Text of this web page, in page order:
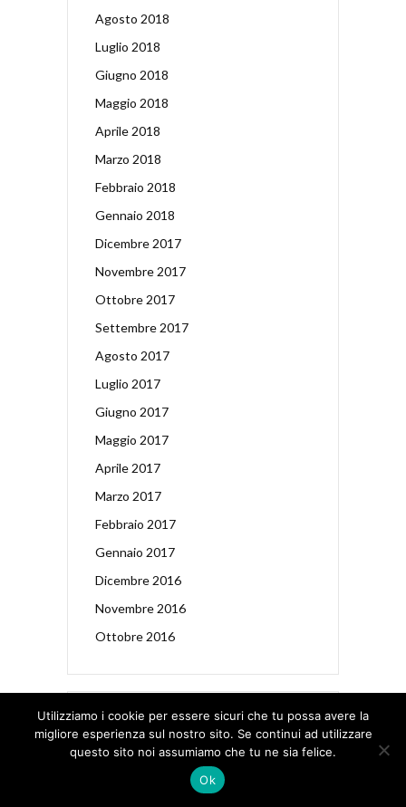
Agosto 2018
Luglio 2018
Giugno 2018
Maggio 2018
Aprile 2018
Marzo 2018
Febbraio 2018
Gennaio 2018
Dicembre 2017
Novembre 2017
Ottobre 2017
Settembre 2017
Agosto 2017
Luglio 2017
Giugno 2017
Maggio 2017
Aprile 2017
Marzo 2017
Febbraio 2017
Gennaio 2017
Dicembre 2016
Novembre 2016
Ottobre 2016
CATEGORIE
Ambiente
Utilizziamo i cookie per essere sicuri che tu possa avere la
migliore esperienza sul nostro sito. Se continui ad utilizzare
questo sito noi assumiamo che tu ne sia felice.
Ok